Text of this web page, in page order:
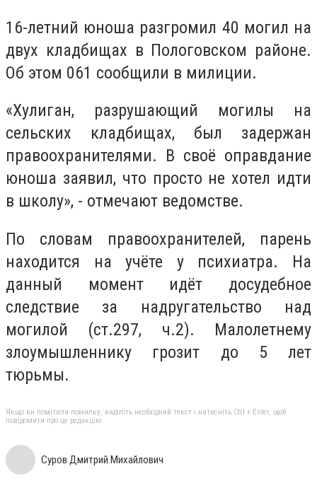
16-летний юноша разгромил 40 могил на
двух кладбищах в Пологовском районе.
Об этом 061 сообщили в милиции.
«Хулиган, разрушающий могилы на
сельских кладбищах, был задержан
правоохранителями. В своё оправдание
юноша заявил, что просто не хотел идти
в школу», - отмечают ведомстве.
По словам правоохранителей, парень
находится на учёте у психиатра. На
данный момент идёт досудебное
следствие за надругательство над
могилой (ст.297, ч.2). Малолетнему
злоумышленнику грозит до 5 лет
тюрьмы.
Якщо ви помітили помилку, виділіть необхідний текст і натисніть Ctrl + Enter, щоб
повідомити про це редакцію
Суров Дмитрий Михайлович